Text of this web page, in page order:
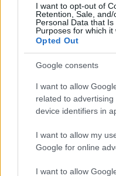
I want to opt-out of
Retention, Sale,
Personal Data that
Purposes for which it
Opted Out
Google consents
I want to allow
related to
device identifiers in
I want to allow my
Google for online
I want to allow